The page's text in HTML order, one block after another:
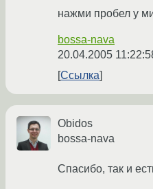
нажми пробел у
bossa-nava
20.04.2005
Ссылка
Obidos
bossa-nava
Спасибо, так и